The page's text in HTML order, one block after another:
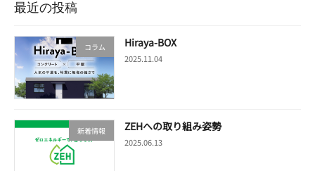
最近の投稿
コラム Hiraya-BOX
2025.11.04
新着情報 ZEHへの取り組み姿勢
2025.06.13